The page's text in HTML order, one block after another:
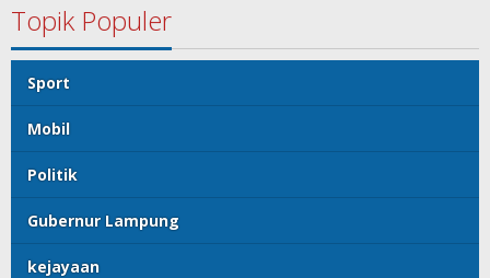
Topik Populer
Sport
Mobil
Politik
Gubernur Lampung
kejayaan